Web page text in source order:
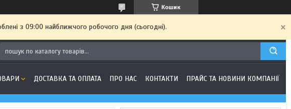
Кошик
з 09:00 найближчого робочого дня (сьогодні).
ДОСТАВКА ТА ОПЛАТА ПРО НАС КОНТАКТИ ПРАЙС ТА НОВИНИ КОМПАНІЇ